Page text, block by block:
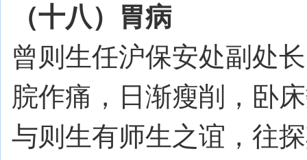
（十八）胃病
曾则生任沪保安处副处
脘作痛，日渐瘦削，卧
与则生有师生之谊，往